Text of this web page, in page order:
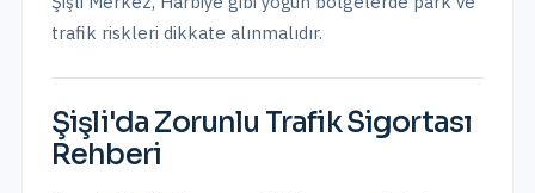
trafik riskleri dikkate alınmalıdır.
Şişli'da Zorunlu Trafik Sigortası
Rehberi